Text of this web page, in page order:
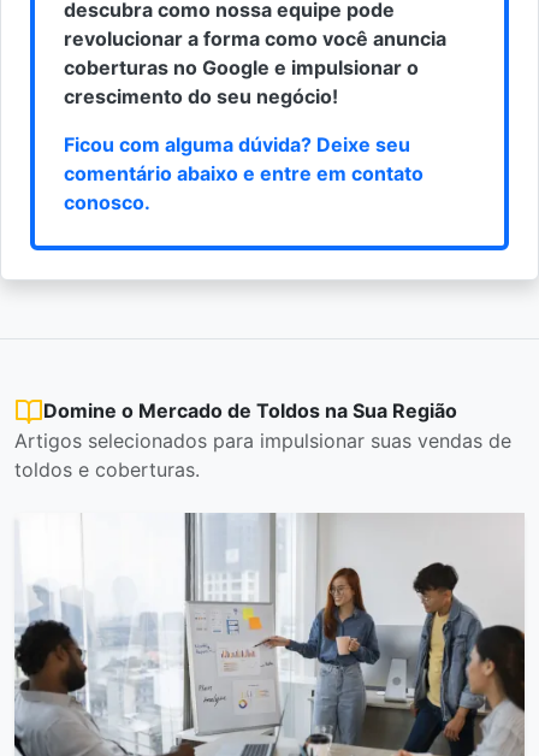
descubra como nossa equipe pode
revolucionar a forma como você anuncia
coberturas no Google e impulsionar o
crescimento do seu negócio!
Ficou com alguma dúvida? Deixe seu
comentário abaixo e entre em contato
conosco.
Domine o Mercado de Toldos na Sua Região
Artigos selecionados para impulsionar suas vendas de
toldos e coberturas.